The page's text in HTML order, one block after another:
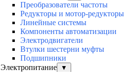
Преобразователи частоты
Редукторы и мотор-редукторы
Линейные системы
Компоненты автоматизации
Электродвигатели
Втулки шестерни муфты
Подшипники
Электропитание
▼